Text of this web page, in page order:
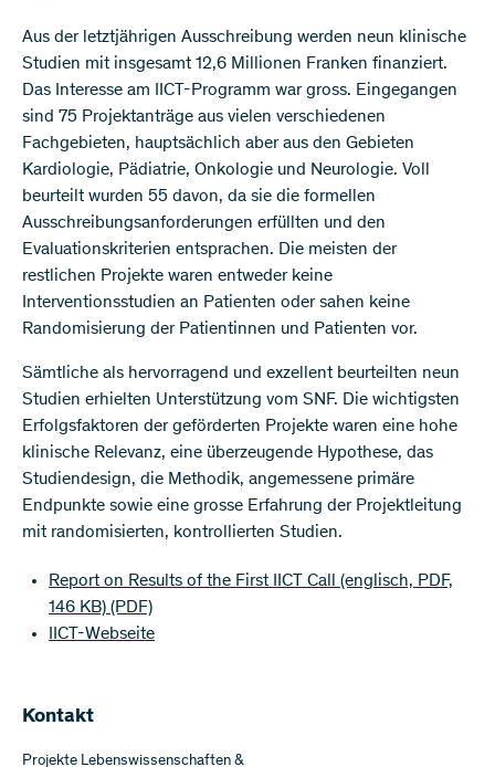
Aus der letztjährigen Ausschreibung werden neun klinische
Studien mit insgesamt 12,6 Millionen Franken finanziert.
Das Interesse am IICT-Programm war gross. Eingegangen
sind 75 Projektanträge aus vielen verschiedenen
Fachgebieten, hauptsächlich aber aus den Gebieten
Kardiologie, Pädiatrie, Onkologie und Neurologie. Voll
beurteilt wurden 55 davon, da sie die formellen
Ausschreibungsanforderungen erfüllten und den
Evaluationskriterien entsprachen. Die meisten der
restlichen Projekte waren entweder keine
Interventionsstudien an Patienten oder sahen keine
Randomisierung der Patientinnen und Patienten vor.
Sämtliche als hervorragend und exzellent beurteilten neun
Studien erhielten Unterstützung vom SNF. Die wichtigsten
Erfolgsfaktoren der geförderten Projekte waren eine hohe
klinische Relevanz, eine überzeugende Hypothese, das
Studiendesign, die Methodik, angemessene primäre
Endpunkte sowie eine grosse Erfahrung der Projektleitung
mit randomisierten, kontrollierten Studien.
Report on Results of the First IICT Call (englisch, PDF,
146 KB) (PDF)
IICT-Webseite
​​Kontakt
Projekte Lebenswissenschaften &